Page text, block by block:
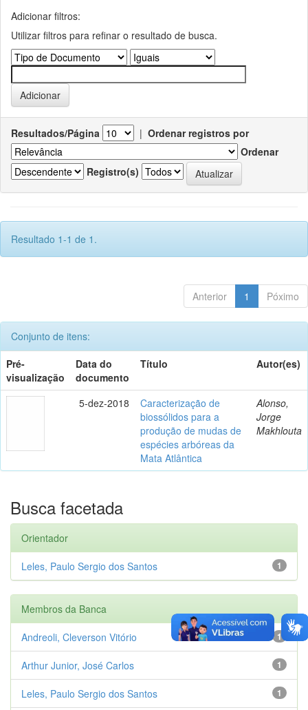
Adicionar filtros:
Utilizar filtros para refinar o resultado de busca.
Resultados/Página | Ordenar registros por
Ordenar
Registro(s)
Resultado 1-1 de 1.
Anterior 1 Póximo
Conjunto de itens:
Pré-
visualização
Data do
documento
Título Autor(es)
5-dez-2018
Caracterização de
biossólidos para a
produção de mudas de
espécies arbóreas da
Mata Atlântica
Alonso,
Jorge
Makhlouta
Busca facetada
Orientador
1
Leles, Paulo Sergio dos Santos
Membros da Banca
1
Andreoli, Cleverson Vitório
1
Arthur Junior, José Carlos
1
Leles, Paulo Sergio dos Santos